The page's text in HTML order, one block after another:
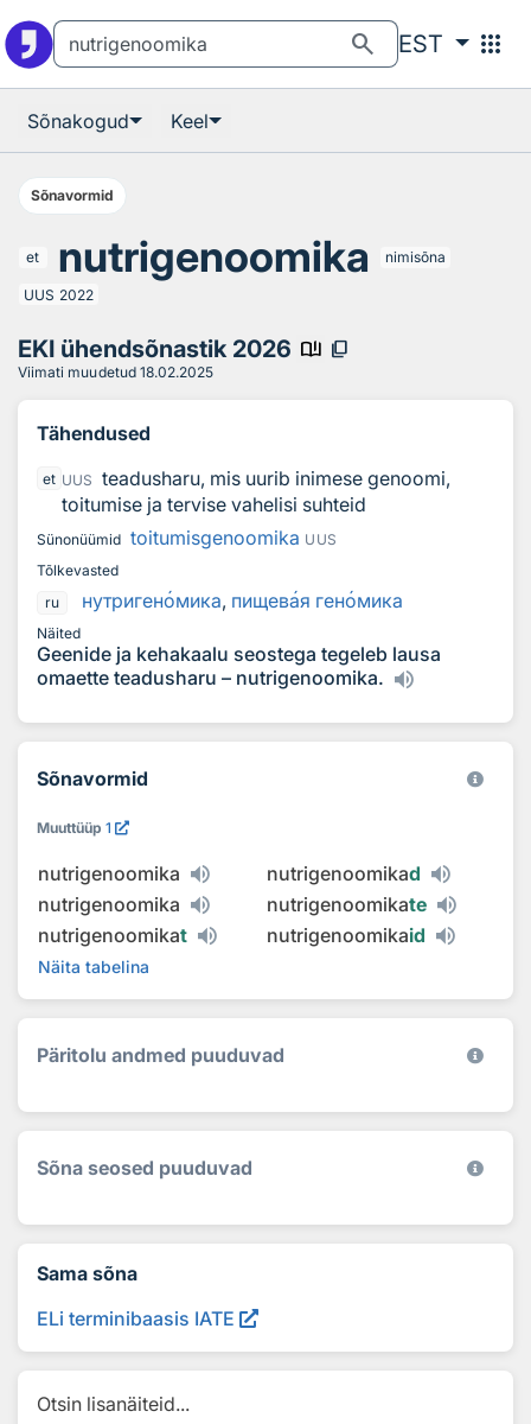
search EST apps
Sõnakogud Keel
Sõnavormid
et nutrigenoomika nimisõna
UUS 2022
EKI ühendsõnastik 2026 book_ribbon content_copy
Viimati muudetud 18.02.2025
Tähendused
et UUS
teadusharu, mis uurib inimese genoomi,
toitumise ja tervise vahelisi suhteid
Sünonüümid toitumisgenoomika UUS
Tõlkevasted
ru
нутригеномика, пищевая геномика
Näited
Geenide ja kehakaalu seostega tegeleb lausa
omaette teadusharu – nutrigenoomika.
Sõnavormid
Muuttüüp 1
nutrigenoomika nutrigenoomikad
nutrigenoomika
nutrigenoomikate
nutrigenoomikat nutrigenoomikaid
Näita tabelina
Päritolu andmed puuduvad
Sõna seosed puuduvad
Sama sõna
ELi terminibaasis IATE
Otsin lisanäiteid...